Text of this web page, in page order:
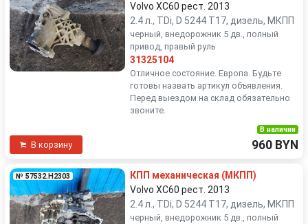
Volvo XC60 рест. 2013
2.4 л., TDi, D 5244 T17, дизель, МКПП
черный, внедорожник 5 дв., полный
привод, правый руль
31325104
Отличное состояние. Европа. Будьте
готовы назвать артикул объявления.
Перед выездом на склад обязательно
звоните.
В корзину
В наличии
960 BYN
№ 57532.H2303
КПП механическая (МКПП)
Volvo XC60 рест. 2013
2.4 л., TDi, D 5244 T17, дизель, МКПП
черный, внедорожник 5 дв., полный